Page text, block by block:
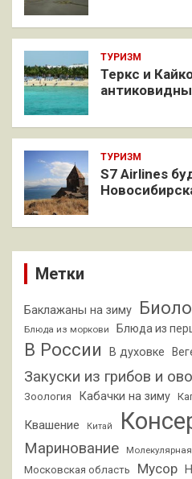
ТУРИЗМ
Теркс и
ТУРИЗМ
S7 Airlines
Метки
Баклажаны на зиму
Блюда из моркови Блюда из
В России В духовке
Закуски из грибов и
Зоология Кабачки на зиму
Квашение Китай
Маринование
Московская область Мусор